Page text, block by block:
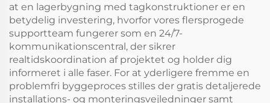
at en lagerbygning med tagkonstruktioner er en
betydelig investering, hvorfor vores flersprogede
supportteam fungerer som en 24/7-
kommunikationscentral, der sikrer
realtidskoordination af projektet og holder dig
informeret i alle faser. For at yderligere fremme en
problemfri byggeproces stilles der gratis detaljerede
installations- og monteringsvejledninger samt